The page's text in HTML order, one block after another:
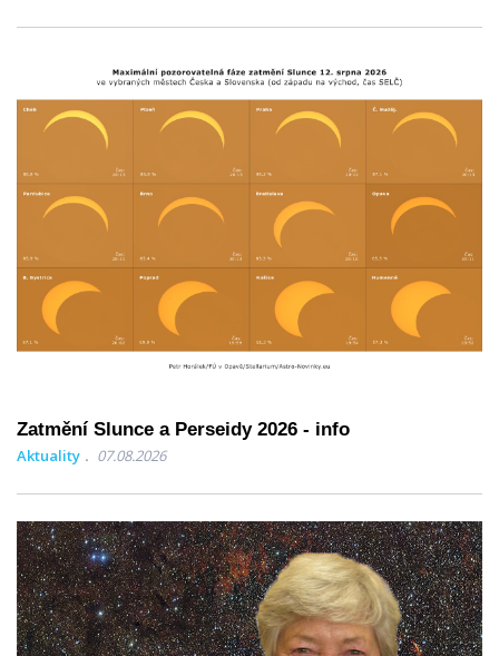
Zatmění Slunce a Perseidy 2026 - info
Aktuality 07.08.2026